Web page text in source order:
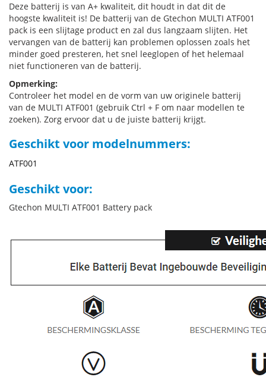
Deze batterij is van A+ kwaliteit, dit houdt in dat dit de
hoogste kwaliteit is! De batterij van de Gtechon MULTI ATF001
pack is een slijtage product en zal dus langzaam slijten. Het
vervangen van de batterij kan problemen oplossen zoals het
minder goed presteren, het snel leeglopen of het helemaal
niet functioneren van de batterij.
Opmerking:
Controleer het model en de vorm van uw originele batterij
van de MULTI ATF001 (gebruik Ctrl + F om naar modellen te
zoeken). Zorg ervoor dat u de juiste batterij krijgt.
Geschikt voor modelnummers:
ATF001
Geschikt voor:
Gtechon MULTI ATF001 Battery pack